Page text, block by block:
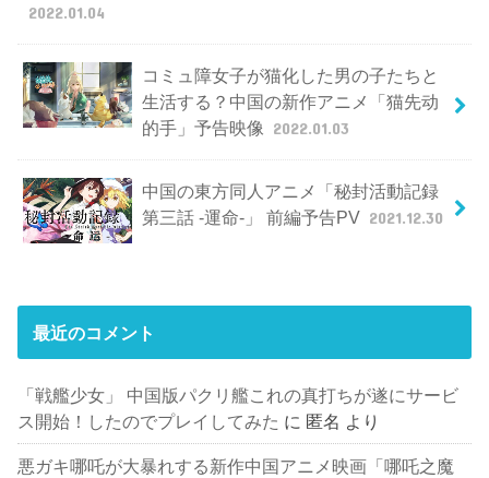
2022.01.04
コミュ障女子が猫化した男の子たちと
生活する？中国の新作アニメ「猫先动
的手」予告映像
2022.01.03
中国の東方同人アニメ「秘封活動記録
第三話 -運命-」 前編予告PV 2021.12.30
最近のコメント
「戦艦少女」 中国版パクリ艦これの真打ちが遂にサービ
ス開始！したのでプレイしてみた に 匿名 より
悪ガキ哪吒が大暴れする新作中国アニメ映画「哪吒之魔